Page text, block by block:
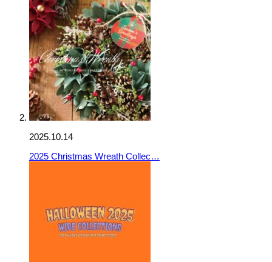
2025.10.14
2025 Christmas Wreath Collec…